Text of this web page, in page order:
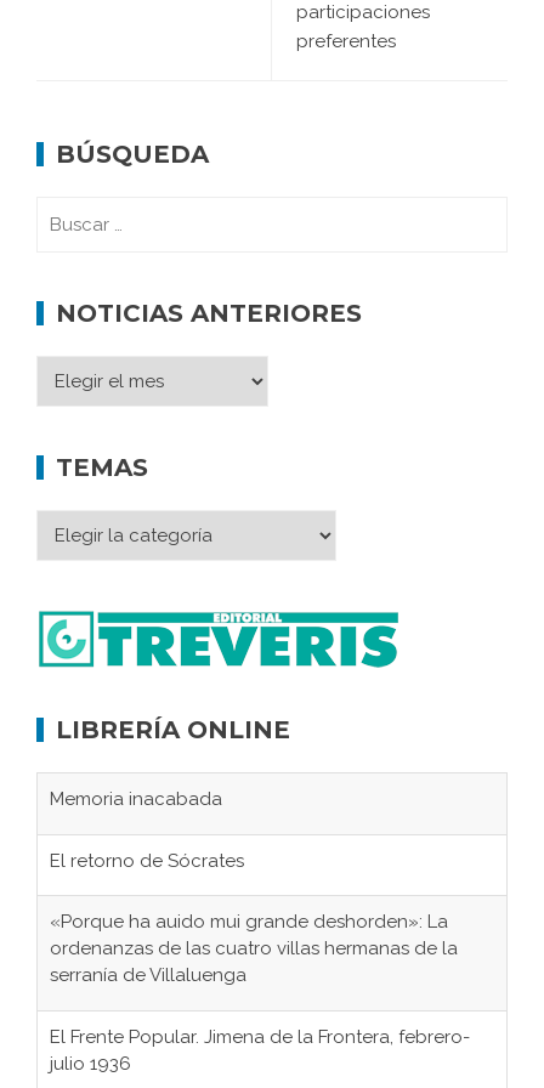
participaciones
preferentes
BÚSQUEDA
NOTICIAS ANTERIORES
TEMAS
LIBRERÍA ONLINE
Memoria inacabada
El retorno de Sócrates
«Porque ha auido mui grande deshorden»: La
ordenanzas de las cuatro villas hermanas de la
serranía de Villaluenga
El Frente Popular. Jimena de la Frontera, febrero-
julio 1936